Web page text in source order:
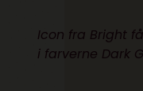
Icon fra Bright
i farverne Dark